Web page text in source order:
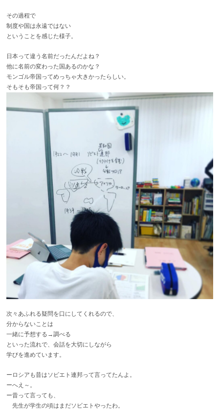
その過程で
制度や国は永遠ではない
ということを感じた様子。
日本って違う名前だったんだよね？
他に名前の変わった国あるのかな？
モンゴル帝国ってめっちゃ大きかったらしい。
そもそも帝国って何？？
次々あふれる疑問を口にしてくれるので、
分からないことは
一緒に予想する→調べる
といった流れで、会話を大切にしながら
学びを進めています。
ーロシアも昔はソビエト連邦って言ってたんよ。
ーへえ～。
ー昔って言っても、
先生が学生の頃はまだソビエトやったわ。